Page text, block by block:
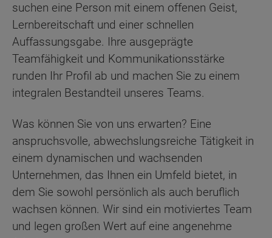
suchen eine Person mit einem offenen Geist,
Lernbereitschaft und einer schnellen
Auffassungsgabe. Ihre ausgeprägte
Teamfähigkeit und Kommunikationsstärke
runden Ihr Profil ab und machen Sie zu einem
integralen Bestandteil unseres Teams.
Was können Sie von uns erwarten? Eine
anspruchsvolle, abwechslungsreiche Tätigkeit in
einem dynamischen und wachsenden
Unternehmen, das Ihnen ein Umfeld bietet, in
dem Sie sowohl persönlich als auch beruflich
wachsen können. Wir sind ein motiviertes Team
und legen großen Wert auf eine angenehme